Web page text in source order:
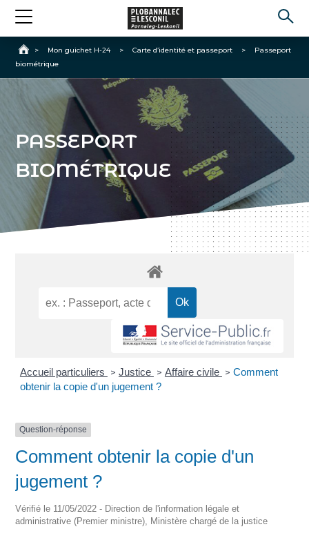
Accueil
> Mon guichet H-24 > Carte d’identité et passeport >
Passeport
biométrique
PASSEPORT
BIOMÉTRIQUE
Accueil particuliers > Justice > Affaire civile > Comment
obtenir la copie d'un jugement ?
Question-réponse
Comment obtenir la copie d'un
jugement ?
Vérifié le 11/05/2022 - Direction de l'information légale et
administrative (Premier ministre), Ministère chargé de la justice